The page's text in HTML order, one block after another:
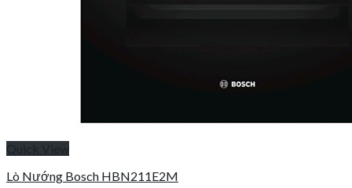
Lò Nướng Bosch HBN211E2M